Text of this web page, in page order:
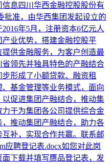
息四川华西金融控股股份有
批准，由华西集团发起设立的
年5月，注册资本6亿元人
业优势，搭建金融控股平
供金融服务，为客户创造最
领先并独具特色的产融结合
形成了小额贷款、融资租
基金管理等业务模式，面向
促进集团产融结合，推动集
于为集团各公司提供综合金
推动集团产融结合，助力各
补，实现合作共赢。联系邮
应聘登记表.docx如您对此岗
下载并填写赝品登记表，发